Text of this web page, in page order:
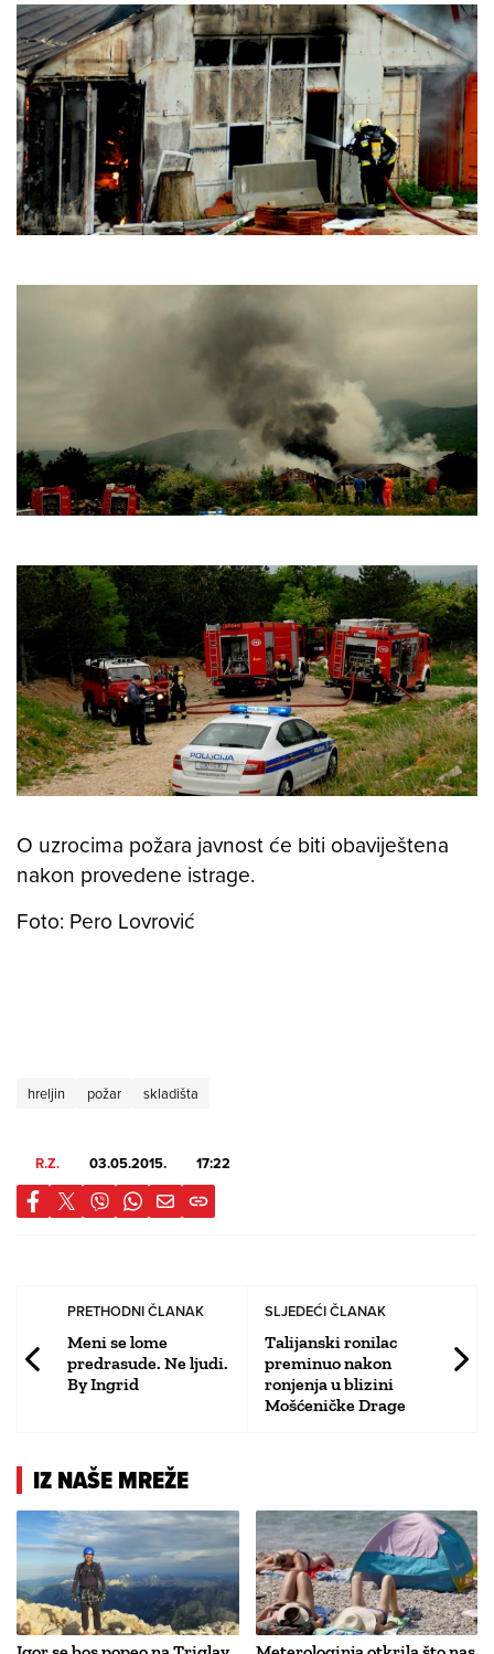
O uzrocima požara javnost će biti obaviještena
nakon provedene istrage.
Foto: Pero Lovrović
hreljin požar skladišta
R.Z. 03.05.2015. 17:22
PRETHODNI ČLANAK
Meni se lome
predrasude. Ne ljudi.
By Ingrid
SLJEDEĆI ČLANAK
Talijanski ronilac
preminuo nakon
ronjenja u blizini
Mošćeničke Drage
IZ NAŠE MREŽE